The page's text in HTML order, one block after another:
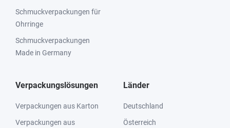
Schmuckverpackungen für
Ohrringe
Schmuckverpackungen
Made in Germany
Verpackungslösungen
Verpackungen aus Karton
Verpackungen aus
Länder
Deutschland
Österreich